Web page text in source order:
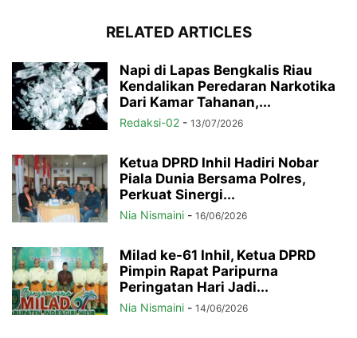
RELATED ARTICLES
Napi di Lapas Bengkalis Riau
Kendalikan Peredaran Narkotika
Dari Kamar Tahanan,...
Redaksi-02 - 13/07/2026
Ketua DPRD Inhil Hadiri Nobar
Piala Dunia Bersama Polres,
Perkuat Sinergi...
Nia Nismaini - 16/06/2026
Milad ke-61 Inhil, Ketua DPRD
Pimpin Rapat Paripurna
Peringatan Hari Jadi...
Nia Nismaini - 14/06/2026